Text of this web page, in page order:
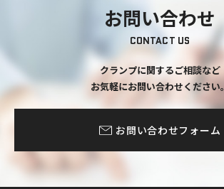
お問い合わせ
CONTACT US
クランプに関するご相談など
お気軽にお問い合わせください。
お問い合わせフォーム